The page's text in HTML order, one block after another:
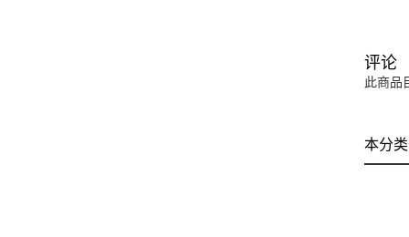
评论
此商品
本分